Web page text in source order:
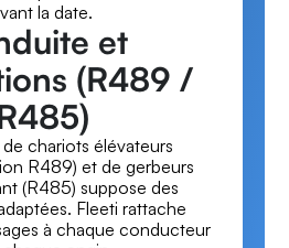
la date.
et
(R489 /
chariots élévateurs
R489) et de gerbeurs
(R485) suppose des
Fleeti rattache
à chaque conducteur